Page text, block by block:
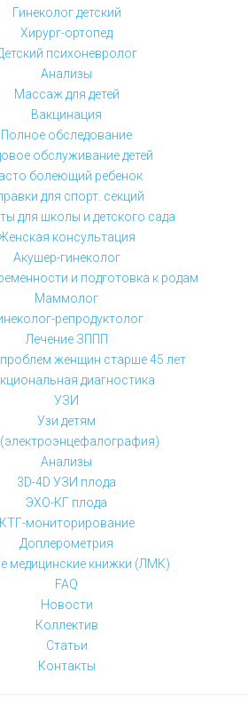
Гинеколог детский
Хирург-ортопед
психоневролог
Анализы
Массаж для детей
Вакцинация
Полное обследование
обслуживание детей
болеющий ребенок
для спорт. секций
для школы и детского сада
консультация
Акушер-гинеколог
и подготовка к родам
Маммолог
репродуктолог
Лечение ЗППП
женщин старше 45 лет
диагностика
УЗИ
Узи детям
Анализы
3D-4D УЗИ плода
ЭХО-КГ плода
КТГ-мониторирование
Доплерометрия
медицинские книжки (ЛМК)
FAQ
Новости
Коллектив
Статьи
Контакты